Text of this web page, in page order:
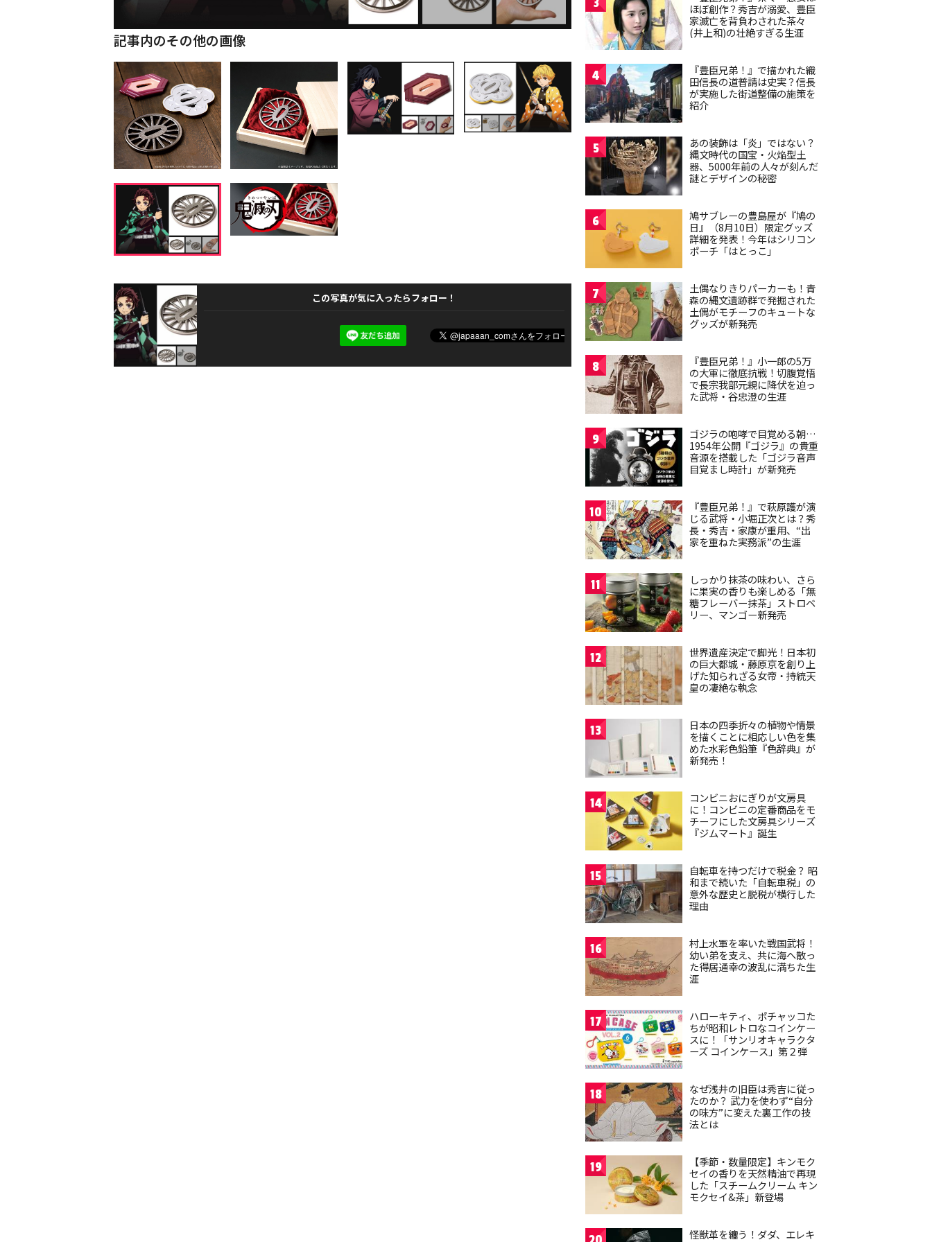
記事内のその他の画像
この写真が気に入ったらフォロー！
ほぼ創作？秀吉が溺愛、豊臣
家滅亡を背負わされた茶々
(井上和)の壮絶すぎる生涯
4
『豊臣兄弟！』で描かれた織
田信長の道普請は史実？信長
が実施した街道整備の施策を
紹介
5
あの装飾は「炎」ではない？
縄文時代の国宝・火焔型土
器、5000年前の人々が刻んだ
謎とデザインの秘密
6
鳩サブレーの豊島屋が『鳩の
日』（8月10日）限定グッズ
詳細を発表！今年はシリコン
ポーチ「はとっこ」
7
土偶なりきりパーカーも！青
森の縄文遺跡群で発掘された
土偶がモチーフのキュートな
グッズが新発売
8
『豊臣兄弟！』小一郎の5万
の大軍に徹底抗戦！切腹覚悟
で長宗我部元親に降伏を迫っ
た武将・谷忠澄の生涯
9
ゴジラの咆哮で目覚める朝…
1954年公開『ゴジラ』の貴重
音源を搭載した「ゴジラ音声
目覚まし時計」が新発売
10
『豊臣兄弟！』で萩原護が演
じる武将・小堀正次とは？秀
長・秀吉・家康が重用、“出
家を重ねた実務派”の生涯
11
しっかり抹茶の味わい、さら
に果実の香りも楽しめる「無
糖フレーバー抹茶」ストロベ
リー、マンゴー新発売
12
世界遺産決定で脚光！日本初
の巨大都城・藤原京を創り上
げた知られざる女帝・持統天
皇の凄絶な執念
13
日本の四季折々の植物や情景
を描くことに相応しい色を集
めた水彩色鉛筆『色辞典』が
新発売！
14
コンビニおにぎりが文房具
に！コンビニの定番商品をモ
チーフにした文房具シリーズ
『ジムマート』誕生
15
自転車を持つだけで税金？ 昭
和まで続いた「自転車税」の
意外な歴史と脱税が横行した
理由
16
村上水軍を率いた戦国武将！
幼い弟を支え、共に海へ散っ
た得居通幸の波乱に満ちた生
涯
17
ハローキティ、ポチャッコた
ちが昭和レトロなコインケー
スに！「サンリオキャラクタ
ーズ コインケース」第２弾
18
なぜ浅井の旧臣は秀吉に従っ
たのか？ 武力を使わず“自分
の味方”に変えた裏工作の技
法とは
19
【季節・数量限定】キンモク
セイの香りを天然精油で再現
した「スチームクリーム キン
モクセイ&茶」新登場
怪獣革を纏う！ダダ、エレキ